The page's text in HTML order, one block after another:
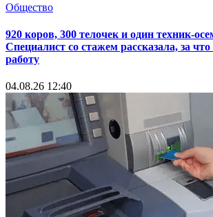
Общество
920 коров, 300 телочек и один техник-
Специалист со стажем рассказала, за
работу
04.08.26 12:40